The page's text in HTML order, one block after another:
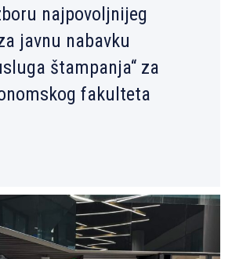
najpovoljnijeg
javnu nabavku
štampanja“ za
fakulteta